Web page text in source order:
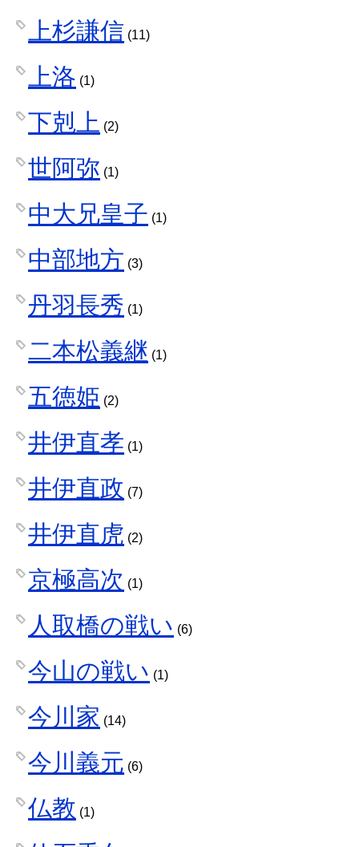
上杉謙信 (11)
上洛 (1)
下剋上 (2)
世阿弥 (1)
中大兄皇子 (1)
中部地方 (3)
丹羽長秀 (1)
二本松義継 (1)
五徳姫 (2)
井伊直孝 (1)
井伊直政 (7)
井伊直虎 (2)
京極高次 (1)
人取橋の戦い (6)
今山の戦い (1)
今川家 (14)
今川義元 (6)
仏教 (1)